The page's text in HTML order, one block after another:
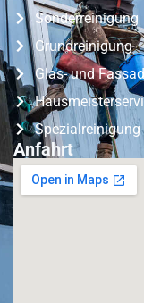
Sonderreinigung
Grundreinigung
Glas- und
Spezialreinigung
Anfahrt